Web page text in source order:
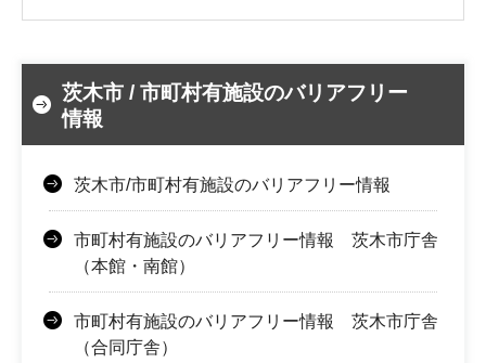
茨木市 / 市町村有施設のバリアフリー
情報
茨木市/市町村有施設のバリアフリー情報
市町村有施設のバリアフリー情報 茨木市庁舎
（本館・南館）
市町村有施設のバリアフリー情報 茨木市庁舎
（合同庁舎）